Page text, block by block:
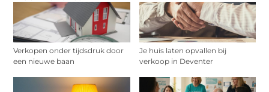
Verkopen onder tijdsdruk door
een nieuwe baan
Je huis laten opvallen bij
verkoop in Deventer